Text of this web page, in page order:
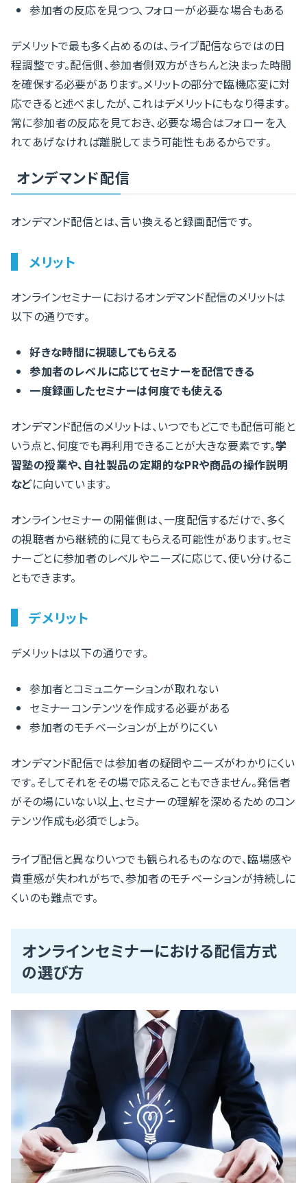
参加者の反応を見つつ、フォローが必要な場合もある
デメリットで最も多く占めるのは、ライブ配信ならではの日
程調整です。配信側、参加者側双方がきちんと決まった時間
を確保する必要があります。メリットの部分で臨機応変に対
応できると述べましたが、これはデメリットにもなり得ます。
常に参加者の反応を見ておき、必要な場合はフォローを入
れてあげなければ離脱してまう可能性もあるからです。
オンデマンド配信
オンデマンド配信とは、言い換えると録画配信です。
メリット
オンラインセミナーにおけるオンデマンド配信のメリットは
以下の通りです。
好きな時間に視聴してもらえる
参加者のレベルに応じてセミナーを配信できる
一度録画したセミナーは何度でも使える
オンデマンド配信のメリットは、いつでもどこでも配信可能と
いう点と、何度でも再利用できることが大きな要素です。学
習塾の授業や、自社製品の定期的なPRや商品の操作説明
などに向いています。
オンラインセミナーの開催側は、一度配信するだけで、多く
の視聴者から継続的に見てもらえる可能性があります。セミ
ナーごとに参加者のレベルやニーズに応じて、使い分けるこ
ともできます。
デメリット
デメリットは以下の通りです。
参加者とコミュニケーションが取れない
セミナーコンテンツを作成する必要がある
参加者のモチベーションが上がりにくい
オンデマンド配信では参加者の疑問やニーズがわかりにくい
です。そしてそれをその場で応えることもできません。発信者
がその場にいない以上、セミナーの理解を深めるためのコン
テンツ作成も必須でしょう。
ライブ配信と異なりいつでも観られるものなので、臨場感や
貴重感が失われがちで、参加者のモチベーションが持続しに
くいのも難点です。
オンラインセミナーにおける配信方式
の選び方